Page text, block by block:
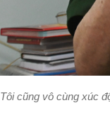
Tôi cũng vô cùng xúc